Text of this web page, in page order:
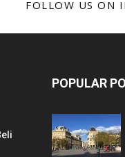
FOLLOW US ON
POPULAR